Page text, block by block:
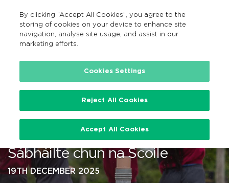
Search
GA
…
105 scoil bhreise le leas a bhaint
as Babhta 4 de Chlár Bealaí
Sábháilte chun na Scoile
19TH DECEMBER 2025
By clicking “Accept All Cookies”, you agree to the
storing of cookies on your device to enhance site
navigation, analyse site usage, and assist in our
marketing efforts.
Cookies Settings
Reject All Cookies
Accept All Cookies